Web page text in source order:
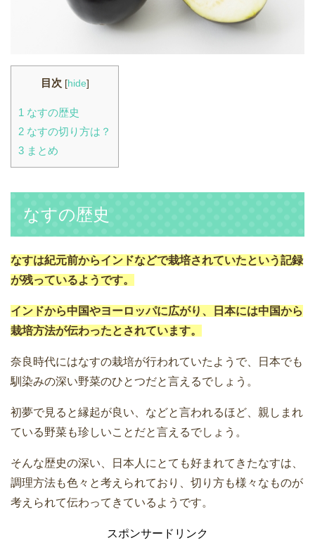
目次 [hide]
1 なすの歴史
2 なすの切り方は？
3 まとめ
なすの歴史
なすは紀元前からインドなどで栽培されていたという記録
が残っているようです。
インドから中国やヨーロッパに広がり、日本には中国から
栽培方法が伝わったとされています。
奈良時代にはなすの栽培が行われていたようで、日本でも
馴染みの深い野菜のひとつだと言えるでしょう。
初夢で見ると縁起が良い、などと言われるほど、親しまれ
ている野菜も珍しいことだと言えるでしょう。
そんな歴史の深い、日本人にとても好まれてきたなすは、
調理方法も色々と考えられており、切り方も様々なものが
考えられて伝わってきているようです。
スポンサードリンク